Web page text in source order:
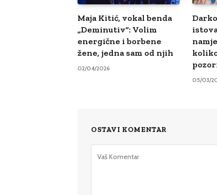
Maja Kitić, vokal benda
„Deminutiv“: Volim
energične i borbene
žene, jedna sam od njih
02/04/2026
05/03/
OSTAVI KOMENTAR